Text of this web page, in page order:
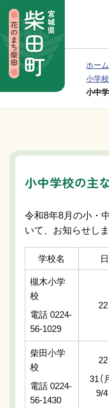
Group NAV 現在位
ホーム
小学
小中
小中学校の主
令和8年8月の小・
いて、お知らせしま
学校名 日
槻木小学
校
電話 0224-
56-1029
22
柴田小学
校
電話 0224-
56-1430
22
31（
9/4